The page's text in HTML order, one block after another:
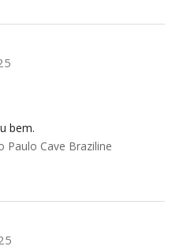
bem.
Paulo Cave Braziline